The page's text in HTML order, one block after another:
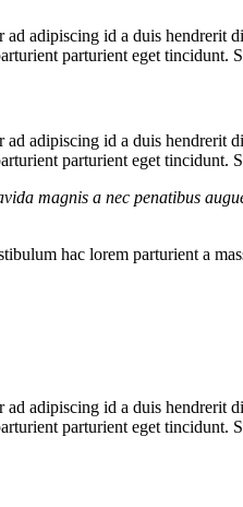
adipiscing id a duis hendrerit
parturient eget tincidunt.
adipiscing id a duis hendrerit
parturient eget tincidunt.
magnis a nec penatibus
hac lorem parturient a
adipiscing id a duis hendrerit
parturient eget tincidunt.